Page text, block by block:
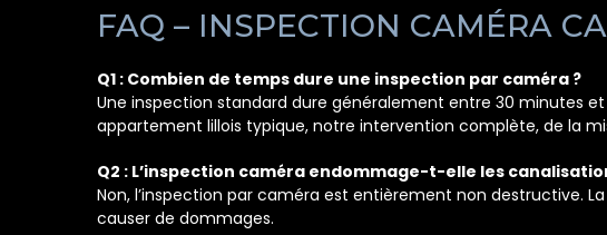
FAQ – INSPECTION CAMÉRA
Q1 : Combien de temps dure une inspection par caméra ?
Une inspection standard dure généralement entre 30 minutes
appartement lillois typique, notre intervention complète, de la
Q2 : L’inspection caméra endommage-t-elle les
Non, l’inspection par caméra est entièrement non destructive.
causer de dommages.